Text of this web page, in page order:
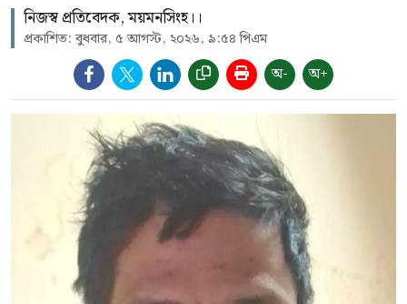
নিজস্ব প্রতিবেদক, ময়মনসিংহ।।
প্রকাশিত: বুধবার, ৫ আগস্ট, ২০২৬, ৯:৫৪ পিএম
অ- অ+